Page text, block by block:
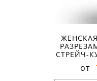
СТРЕЙЧ-
от